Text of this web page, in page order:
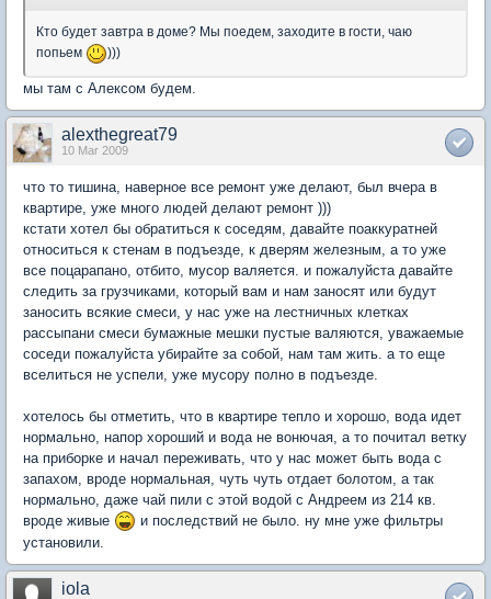
Кто будет завтра в доме? Мы поедем, заходите в гости, чаю
попьем
)))
мы там с Алексом будем.
alexthegreat79
10 Mar 2009
что то тишина, наверное все ремонт уже делают, был вчера в
квартире, уже много людей делают ремонт )))
кстати хотел бы обратиться к соседям, давайте поаккуратней
относиться к стенам в подъезде, к дверям железным, а то уже
все поцарапано, отбито, мусор валяется. и пожалуйста давайте
следить за грузчиками, который вам и нам заносят или будут
заносить всякие смеси, у нас уже на лестничных клетках
рассыпани смеси бумажные мешки пустые валяются, уважаемые
соседи пожалуйста убирайте за собой, нам там жить. а то еще
вселиться не успели, уже мусору полно в подъезде.
хотелось бы отметить, что в квартире тепло и хорошо, вода идет
нормально, напор хороший и вода не вонючая, а то почитал ветку
на приборке и начал переживать, что у нас может быть вода с
запахом, вроде нормальная, чуть чуть отдает болотом, а так
нормально, даже чай пили с этой водой с Андреем из 214 кв.
вроде живые
и последствий не было. ну мне уже фильтры
установили.
iola